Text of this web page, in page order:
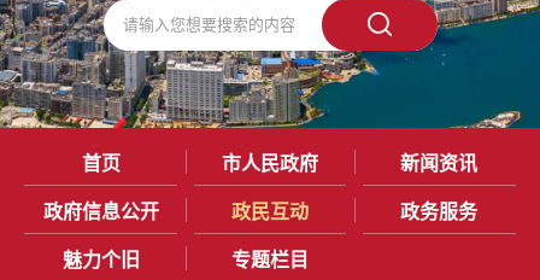
首页 市人民政府 新闻资讯
政府信息公开 政民互动 政务服务
魅力个旧 专题栏目